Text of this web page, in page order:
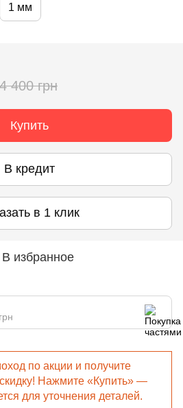
1 мм
400 грн
Купить
В кредит
в 1 клик
В избранное
по акции и получите
Нажмите «Купить» —
для уточнения деталей.